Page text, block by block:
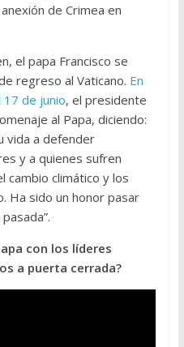
de Crimea en
el papa Francisco se
regreso al Vaticano. En
17 de junio, el presidente
al Papa, diciendo:
vida a defender
y a quienes sufren
cambio climático y los
Ha sido un honor pasar
con los líderes
a puerta cerrada?